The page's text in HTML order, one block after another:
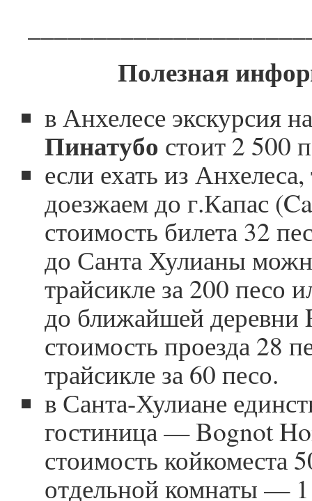
Полезная
в Анхелесе экскурсия
Пинатубо стоит 2 500
если ехать из Анхелеса,
доезжаем до г.Капас
стоимость билета 32
до Санта Хулианы
трайсикле за 200 песо
до ближайшей деревни
стоимость проезда 28
трайсикле за 60 песо.
в Санта-Хулиане
гостиница — Bognot
стоимость койкоместа
отдельной комнаты —